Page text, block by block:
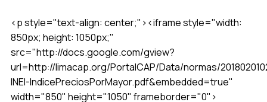
<p style="text-align: center;"><iframe style="width:
850px; height: 1050px;"
src="http://docs.google.com/gview?
url=http://limacap.org/PortalCAP/Data/normas/
INEI-IndicePreciosPorMayor.pdf&embedded=true"
width="850" height="1050" frameborder="0">